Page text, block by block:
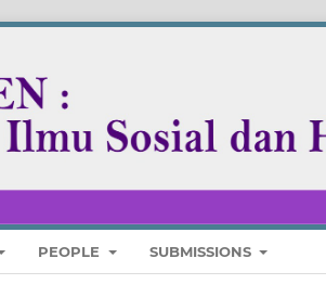
PEOPLE SUBMISSIONS